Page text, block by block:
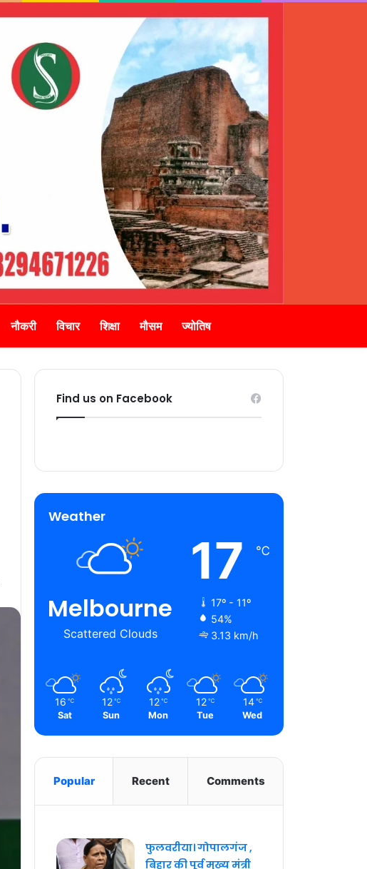
नौकरी विचार शिक्षा मौसम ज्योतिष
Find us on Facebook
Weather
Melbourne
Scattered Clouds
17 ℃
17º - 11º
54%
3.13 km/h
16 ℃
Sat
12 ℃
Sun
12 ℃
Mon
12 ℃
Tue
14 ℃
Wed
Popular Recent Comments
फुलवरीया। गोपालगंज ,
बिहार की पूर्व मुख्य मंत्री